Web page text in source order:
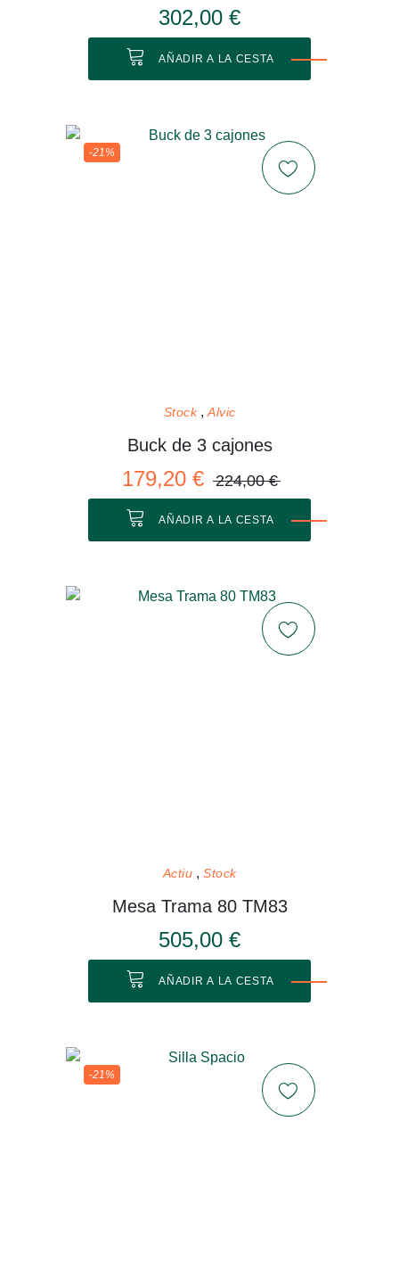
302,00 €
AÑADIR A LA CESTA
-21%
Stock Alvic
Buck de 3 cajones
179,20 € 224,00 €
AÑADIR A LA CESTA
Actiu Stock
Mesa Trama 80 TM83
505,00 €
AÑADIR A LA CESTA
-21%